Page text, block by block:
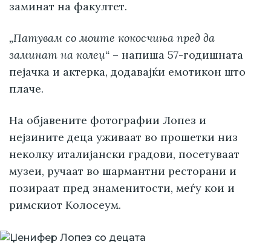
заминат на факултет.
„Патувам со моите кокосчиња пред да
заминат на колеџ“ – напиша 57-годишната
пејачка и актерка, додавајќи емотикон што
плаче.
На објавените фотографии Лопез и
нејзините деца уживаат во прошетки низ
неколку италијански градови, посетуваат
музеи, ручаат во шармантни ресторани и
позираат пред знаменитости, меѓу кои и
римскиот Колосеум.